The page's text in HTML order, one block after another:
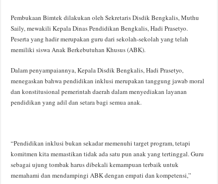
Pembukaan Bimtek dilakukan oleh Sekretaris Disdik Bengkalis, Muthu
Saily, mewakili Kepala Dinas Pendidikan Bengkalis, Hadi Prasetyo.
Peserta yang hadir merupakan guru dari sekolah-sekolah yang telah
memiliki siswa Anak Berkebutuhan Khusus (ABK).
Dalam penyampaiannya, Kepala Disdik Bengkalis, Hadi Prasetyo,
menegaskan bahwa pendidikan inklusi merupakan tanggung jawab moral
dan konstitusional pemerintah daerah dalam menyediakan layanan
pendidikan yang adil dan setara bagi semua anak.
“Pendidikan inklusi bukan sekadar memenuhi target program, tetapi
komitmen kita memastikan tidak ada satu pun anak yang tertinggal. Guru
sebagai ujung tombak harus dibekali kemampuan terbaik untuk
memahami dan mendampingi ABK dengan empati dan kompetensi,”